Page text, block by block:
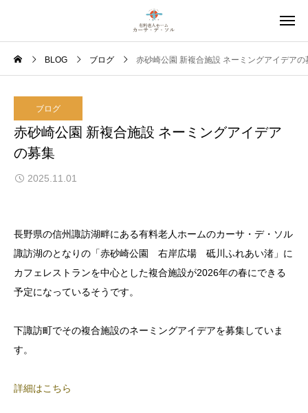
BLOG ブログ 赤砂崎公園 新複合施設 ネーミングアイデアの
ブログ
赤砂崎公園 新複合施設 ネーミングアイデア
の募集
2025.11.01
長野県の信州諏訪湖畔にある有料老人ホームのカーサ・デ・ソル
諏訪湖のとなりの「赤砂崎公園 右岸広場 砥川ふれあい渚」に
カフェレストランを中心とした複合施設が2026年の春にできる
予定になっているそうです。
下諏訪町でその複合施設のネーミングアイデアを募集していま
す。
詳細はこちら